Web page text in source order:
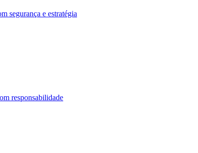
segurança e estratégia
responsabilidade